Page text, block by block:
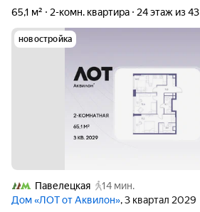
65,1 м²
2-комн. квартира 24 этаж из 43
новостройка
Павелецкая
14 мин.
Дом «ЛОТ от Аквилон», 3 квартал 2029